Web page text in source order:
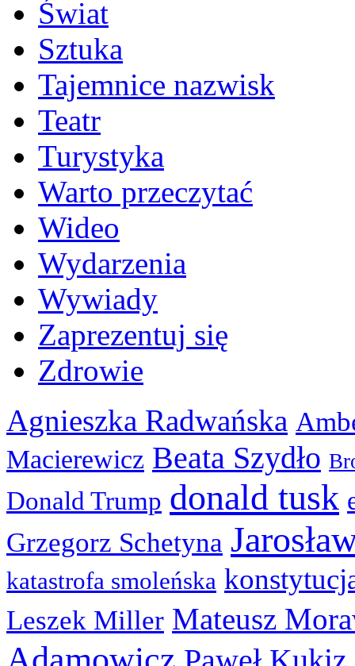
Świat
Sztuka
Tajemnice nazwisk
Teatr
Turystyka
Warto przeczytać
Wideo
Wydarzenia
Wywiady
Zaprezentuj się
Zdrowie
Agnieszka Radwańska
Macierewicz Beata Szydło
Donald Trump donald tusk
Grzegorz Schetyna
katastrofa smoleńska
Leszek Miller Mateusz